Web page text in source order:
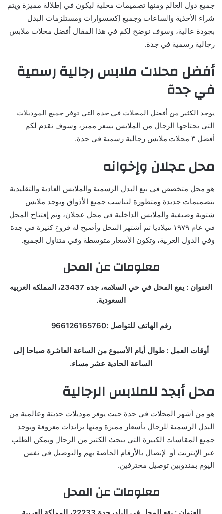
جميع دول العالم ومنها تصميمات محلية ليكون في إطلالة مميزة ويتم
شراء الأحذية والساعات وجميع إكسسوارات ومستلزمات البدل
بجودة عالية، وسوف نوضح لكم في هذا المقال أفضل محلات ملابس
رجالية رسمية في جدة.
أفضل محلات ملابس رجالية رسمية
في جدة
يوجد الكثير من أفضل المحلات في جدة التي توفر جميع الموديلات
التي يحتاجها الرجال من الملابس بسعر مميز، وسوف نقدم لكم
أفضل ٣ محلات ملابس رجالية رسمية في جدة.
محل عجلان وإخوانه
هو محل متخصص في بيع البدل الرسمية والملابس العادية والتقليدية
بتصميمات جديدة ومتطورة لتناسب جميع الأذواق ويوجد ملابس
شتوية وصيفية والملابس الداخلية في محل عجلان، وتم إفتتاح المحل
في عام ١٩٧٩ ميلاديا ثم أشتهر المحل وأصبح له فروع كثيرة في جدة
وفي الدول العربية، وتكون الأسعار متوسطة وفي متناول الجميع.
معلومات عن المحل
العنوان : يقع المحل في حي السلامة، جدة 23437، المملكة العربية
السعودية.
رقم الهاتف للتواصل :966126165760
أوقات العمل : طوال أيام الأسبوع من الساعة العاشرة صباحا إلى
الساعة الحادية عشر مساء.
محل أبجد للملابس الرجالية
هو من أشهر المحلات في جدة حيث يوفر موديلات حديثة وعالمية من
البدل الرسمية للرجال بأسعار مميزة ومنها براندات معروفة ويوجد
جميع المقاسات الكبيرة التي يبحث الكثير من الرجال ويمكن الطلب
عبر الإنترنت أو الإتصال بالأرقام الخاصة بهم والتوصيل في نفس
اليوم بمندوبين توصيل محترفين.
معلومات عن المحل
العنوان : يقع المحل في البلد، جدة 22233، المملكة العربية